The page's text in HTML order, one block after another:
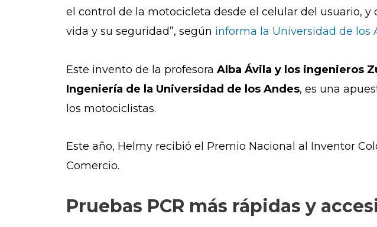
el control de la motocicleta desde el celular del usuario,
vida y su seguridad”, según informa la Universidad de los
Este invento de la profesora Alba Ávila y los ingenieros
Ingeniería de la Universidad de los Andes, es una
los motociclistas.
Este año, Helmy recibió el Premio Nacional al Inventor
Comercio.
Pruebas PCR más rápidas y